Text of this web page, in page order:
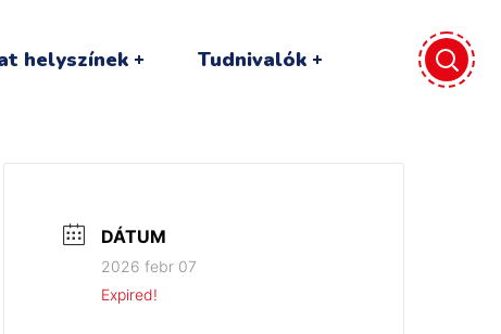
helyszínek Tudnivalók
DÁTUM
2026 febr 07
Expired!